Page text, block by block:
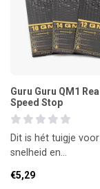
Guru Guru QM1
Speed Stop
Dit is hét tuigje
snelheid en
combineren. De
€5,29